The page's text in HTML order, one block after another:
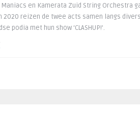
en Kamerata Zuid String Orchestra
2020 reizen de twee acts samen langs
podia met hun show ‘CLASHUP!’.